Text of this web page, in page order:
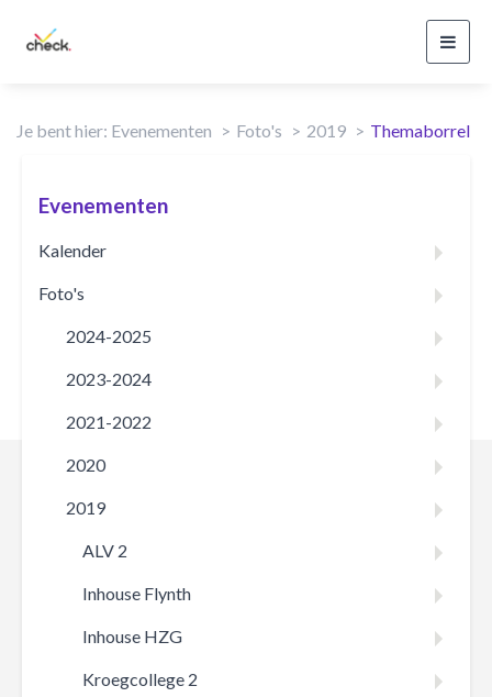
Je bent hier: Evenementen Foto's 2019 Themaborrel
Evenementen
Kalender
Foto's
2024-2025
2023-2024
2021-2022
2020
2019
ALV 2
Inhouse Flynth
Inhouse HZG
Kroegcollege 2